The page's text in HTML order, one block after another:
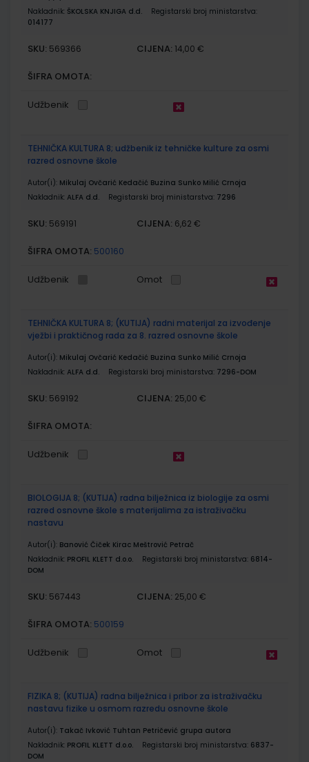
Nakladnik: ŠKOLSKA KNJIGA d.d.
Registarski broj ministarstva:
014177
SKU: 569366 CIJENA: 14,00 €
ŠIFRA OMOTA:
Udžbenik
TEHNIČKA KULTURA 8; udžbenik iz tehničke kulture za osmi
razred osnovne škole
Autor(i): Mikulaj Ovčarić Kedačić Buzina Sunko Milić Crnoja
Nakladnik: ALFA d.d. Registarski broj ministarstva: 7296
SKU: 569191 CIJENA: 6,62 €
ŠIFRA OMOTA: 500160
Udžbenik Omot
TEHNIČKA KULTURA 8; (KUTIJA) radni materijal za izvođenje
vježbi i praktičnog rada za 8. razred osnovne škole
Autor(i): Mikulaj Ovčarić Kedačić Buzina Sunko Milić Crnoja
Nakladnik: ALFA d.d. Registarski broj ministarstva: 7296-DOM
SKU: 569192 CIJENA: 25,00 €
ŠIFRA OMOTA:
Udžbenik
BIOLOGIJA 8; (KUTIJA) radna bilježnica iz biologije za osmi
razred osnovne škole s materijalima za istraživačku
nastavu
Autor(i): Banović Čiček Kirac Meštrović Petrač
Nakladnik: PROFIL KLETT d.o.o. Registarski broj ministarstva: 6814-
DOM
SKU: 567443 CIJENA: 25,00 €
ŠIFRA OMOTA: 500159
Udžbenik Omot
FIZIKA 8; (KUTIJA) radna bilježnica i pribor za istraživačku
nastavu fizike u osmom razredu osnovne škole
Autor(i): Takač Ivković Tuhtan Petričević grupa autora
Nakladnik: PROFIL KLETT d.o.o. Registarski broj ministarstva: 6837-
DOM